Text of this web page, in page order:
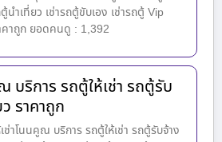
นำเที่ยว เช่ารถตู้ขับเอง เช่ารถตู้ Vip
าถูก ยอดคนดู : 1,392
บริการ รถตู้ให้เช่า รถตู้รับ
ราคาถูก
ช่าโนนคูณ บริการ รถตู้ให้เช่า รถตู้รับจ้าง